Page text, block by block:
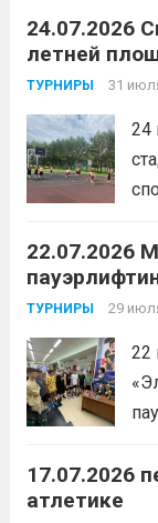
24.07.2026
летней
ТУРНИРЫ 31
24
22.07.2026
ТУРНИРЫ 29
22
с
17.07.2026
атлетике